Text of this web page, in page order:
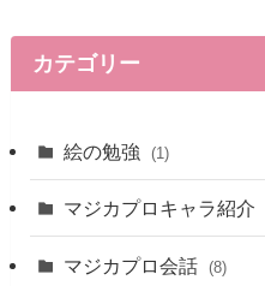
カテゴリー
絵の勉強 (1)
マジカプロキャラ紹介
マジカプロ会話 (8)